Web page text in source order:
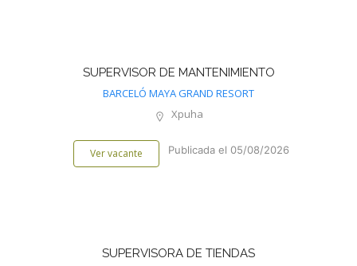
SUPERVISOR DE MANTENIMIENTO
BARCELÓ MAYA GRAND RESORT
Xpuha
Ver vacante Publicada el 05/08/2026
SUPERVISORA DE TIENDAS